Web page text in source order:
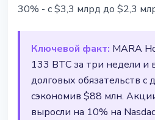
30% - с $3,3 млрд до $2,3
Ключевой факт: MARA
133 BTC за три недели и
долговых обязательств с
сэкономив $88 млн.
выросли на 10% на